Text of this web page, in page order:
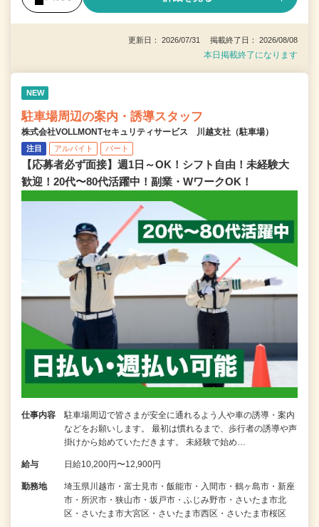
更新日： 2026/07/31 掲載終了日： 2026/08/08
本日掲載終了になります
NEW
駐車場周辺の案内・誘導スタッフ
株式会社VOLLMONTセキュリティサービス 川越支社（駐車場）
注目 アルバイト パート
【応募者必ず面接】週1日～OK！シフト自由！未経験大
歓迎！20代〜80代活躍中！副業・WワークOK！
仕事内容
駐車場周辺で皆さまが安全に通れるよう人や車の誘導・案内
などをお願いします。 最初は慣れるまで、歩行者の誘導や声
掛けから始めていただきます。 未経験で始め…
給与 日給10,200円〜12,900円
勤務地
埼玉県川越市・富士見市・飯能市・入間市・鶴ヶ島市・新座
市・所沢市・狭山市・坂戸市・ふじみ野市・さいたま市北
区・さいたま市大宮区・さいたま市西区・さいたま市桜区